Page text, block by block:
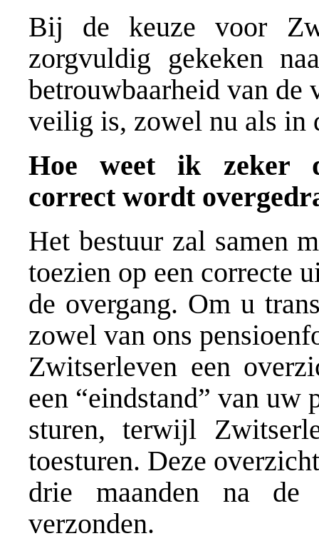
Bij de keuze voor
zorgvuldig gekeken
betrouwbaarheid van de
veilig is, zowel nu als in
Hoe weet ik zeker
correct wordt
Het bestuur zal samen
toezien op een correcte
de overgang. Om u
zowel van ons
Zwitserleven een
een “eindstand” van uw
sturen, terwijl
toesturen. Deze
drie maanden na
verzonden.